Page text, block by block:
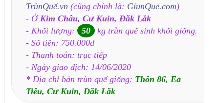
TrùnQuế.vn (cũng chính là: GiunQue.com)
- ỞKim Châu, Cư Kuin, Đăk Lăk
- Khối lượng: 50
kg trùn quế sinh khối giống.
- Số tiền: 750.000đ
- Thanh toán: trục tiếp
- Ngày giao dịch: 14/06/2020
* Địa chỉ bán trùn quế giống: Thôn 86, Ea
Tiêu, Cư Kuin, Đăk Lăk